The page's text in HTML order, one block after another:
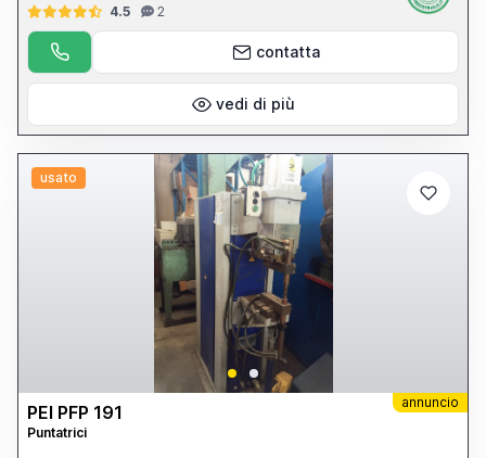
4.5
2
contatta
vedi di più
usato
annuncio
PEI PFP 191
Puntatrici